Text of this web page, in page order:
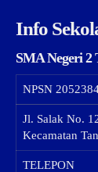
Info
SMA Negeri 2
NPSN
Jl. Salak No.
Kecamatan
TELEPON